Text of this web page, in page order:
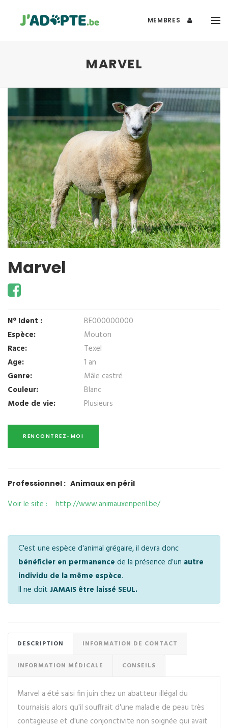
MEMBRES
MARVEL
Marvel
N° Ident :
BE000000000
Espèce:
Mouton
Race:
Texel
Age:
1 an
Genre:
Mâle castré
Couleur:
Blanc
Mode de vie:
Plusieurs
Professionnel : Animaux en péril
Voir le site : http://www.animauxenperil.be/
C'est une espèce d'animal grégaire, il devra donc
bénéficier en permanence de la présence d’un autre
individu de la même espèce.
Il ne doit JAMAIS être laissé SEUL.
DESCRIPTION INFORMATION DE CONTACT
INFORMATION MÉDICALE CONSEILS
Marvel a été saisi fin juin chez un abatteur illégal du
tournaisis alors qu'il souffrait d'une maladie de peau très
contagieuse et d'une conjonctivite non soignée qui avait